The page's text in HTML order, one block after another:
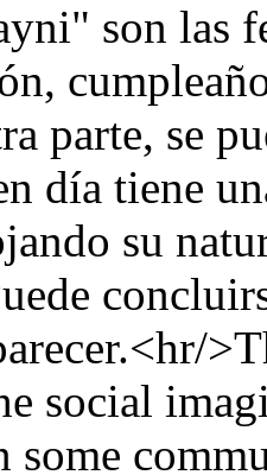
son las
parte, se
día tiene
su
social
some